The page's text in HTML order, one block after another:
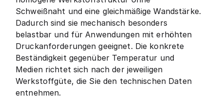
Schweißnaht und eine gleichmäßige Wandstärke.
Dadurch sind sie mechanisch besonders
belastbar und für Anwendungen mit erhöhten
Druckanforderungen geeignet. Die konkrete
Beständigkeit gegenüber Temperatur und
Medien richtet sich nach der jeweiligen
Werkstoffgüte, die Sie den technischen Daten
entnehmen.